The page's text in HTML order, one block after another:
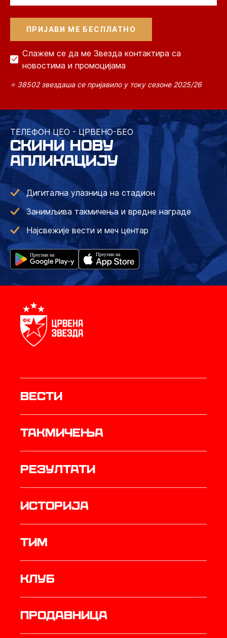
Слажем се да ме Звезда контактира са
новостима и промоцијама
⭐ 38502 звездаша се пријавило у току сезоне 2025/26
ТЕЛЕФОН ЦЕО - ЦРВЕНО-БЕО
СКИНИ НОВУ
АПЛИКАЦИЈУ
Дигитална улазница на стадион
Занимљива такмичења и вредне награде
Најсвежије вести и меч центар
Вести
Такмичења
резултати
историја
ТИМ
Клуб
продавница